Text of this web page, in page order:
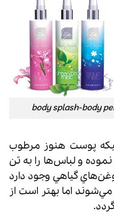
پوست هنوز مرطوب
و لباس‌ها را به تن
گياهي وجود دارد
اما بهتر است از